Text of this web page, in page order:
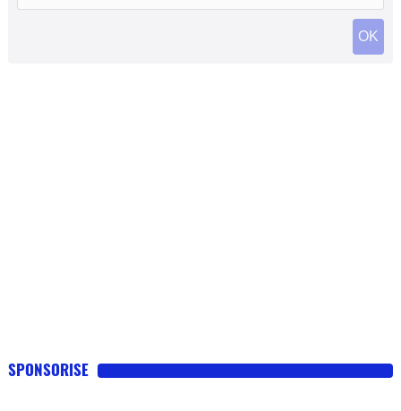
SPONSORISE